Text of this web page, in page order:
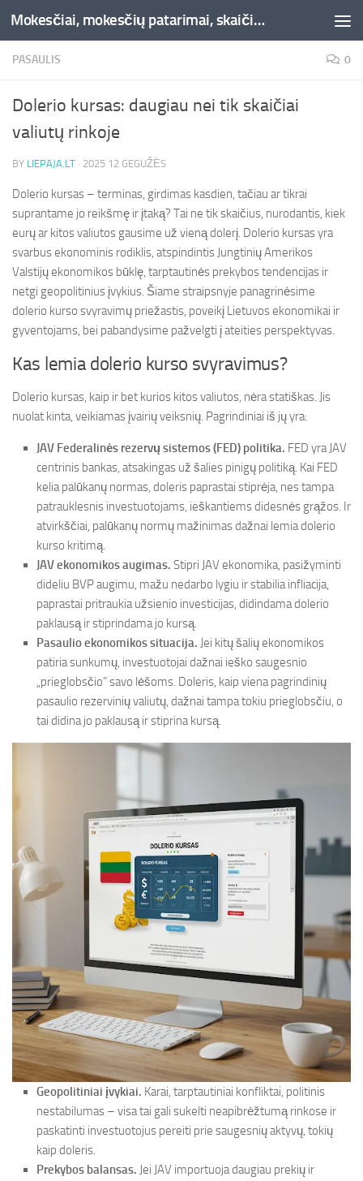
Skip to content Mokesčiai, mokesčių patarimai, skaičiuoklės, straipsniai -Liepaja.lt
PASAULIS 0
Dolerio kursas: daugiau nei tik skaičiai
valiutų rinkoje
BY LIEPAJA.LT · 2025 12 GEGUŽĖS
Dolerio kursas – terminas, girdimas kasdien, tačiau ar tikrai
suprantame jo reikšmę ir įtaką? Tai ne tik skaičius, nurodantis, kiek
eurų ar kitos valiutos gausime už vieną dolerį. Dolerio kursas yra
svarbus ekonominis rodiklis, atspindintis Jungtinių Amerikos
Valstijų ekonomikos būklę, tarptautinės prekybos tendencijas ir
netgi geopolitinius įvykius. Šiame straipsnyje panagrinėsime
dolerio kurso svyravimų priežastis, poveikį Lietuvos ekonomikai ir
gyventojams, bei pabandysime pažvelgti į ateities perspektyvas.
Kas lemia dolerio kurso svyravimus?
Dolerio kursas, kaip ir bet kurios kitos valiutos, nėra statiškas. Jis
nuolat kinta, veikiamas įvairių veiksnių. Pagrindiniai iš jų yra:
JAV Federalinės rezervų sistemos (FED) politika. FED yra JAV
centrinis bankas, atsakingas už šalies pinigų politiką. Kai FED
kelia palūkanų normas, doleris paprastai stiprėja, nes tampa
patrauklesnis investuotojams, ieškantiems didesnės grąžos. Ir
atvirkščiai, palūkanų normų mažinimas dažnai lemia dolerio
kurso kritimą.
JAV ekonomikos augimas. Stipri JAV ekonomika, pasižyminti
dideliu BVP augimu, mažu nedarbo lygiu ir stabilia infliacija,
paprastai pritraukia užsienio investicijas, didindama dolerio
paklausą ir stiprindama jo kursą.
Pasaulio ekonomikos situacija. Jei kitų šalių ekonomikos
patiria sunkumų, investuotojai dažnai ieško saugesnio
„prieglobsčio” savo lėšoms. Doleris, kaip viena pagrindinių
pasaulio rezervinių valiutų, dažnai tampa tokiu prieglobsčiu, o
tai didina jo paklausą ir stiprina kursą.
Geopolitiniai įvykiai. Karai, tarptautiniai konfliktai, politinis
nestabilumas – visa tai gali sukelti neapibrėžtumą rinkose ir
paskatinti investuotojus pereiti prie saugesnių aktyvų, tokių
kaip doleris.
Prekybos balansas. Jei JAV importuoja daugiau prekių ir